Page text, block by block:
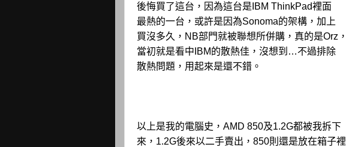
後悔買了這台，因為這台是IBM ThinkPad裡面
最熱的一台，或許是因為Sonoma的架構，加上
買沒多久，NB部門就被聯想所併購，真的是Orz，
當初就是看中IBM的散熱佳，沒想到…不過排除
散熱問題，用起來是還不錯。
以上是我的電腦史，AMD 850及1.2G都被我拆下
來，1.2G後來以二手賣出，850則還是放在箱子裡